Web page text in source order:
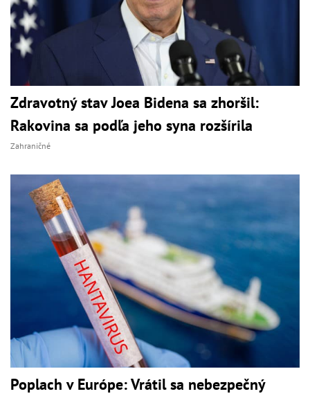
Zdravotný stav Joea Bidena sa zhoršil:
Rakovina sa podľa jeho syna rozšírila
Zahraničné
Poplach v Európe: Vrátil sa nebezpečný